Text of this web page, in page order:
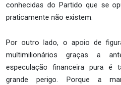
conhecidas do Partido que se
praticamente não existem.
Por outro lado, o apoio de
multimilionários graças a
especulação financeira pura é
grande perigo. Porque a